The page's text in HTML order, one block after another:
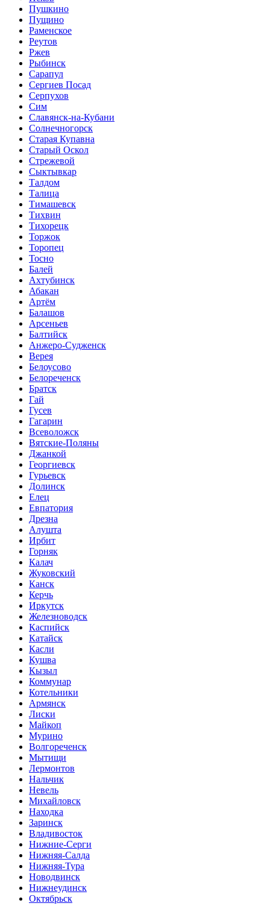
Пушкино
Пущино
Раменское
Реутов
Ржев
Рыбинск
Сарапул
Сергиев Посад
Серпухов
Сим
Славянск-на-Кубани
Солнечногорск
Старая Купавна
Старый Оскол
Стрежевой
Сыктывкар
Талдом
Талица
Тимашевск
Тихвин
Тихорецк
Торжок
Торопец
Тосно
Балей
Ахтубинск
Абакан
Артём
Балашов
Арсеньев
Балтийск
Анжеро-Судженск
Верея
Белоусово
Белореченск
Братск
Гай
Гусев
Гагарин
Всеволожск
Вятские-Поляны
Джанкой
Георгиевск
Гурьевск
Долинск
Елец
Евпатория
Дрезна
Алушта
Ирбит
Горняк
Калач
Жуковский
Канск
Керчь
Иркутск
Железноводск
Каспийск
Катайск
Касли
Кушва
Кызыл
Коммунар
Котельники
Армянск
Лиски
Майкоп
Мурино
Волгореченск
Мытищи
Лермонтов
Нальчик
Невель
Михайловск
Находка
Заринск
Владивосток
Нижние-Серги
Нижняя-Салда
Нижняя-Тура
Новодвинск
Нижнеудинск
Октябрьск